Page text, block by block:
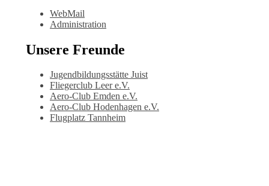
WebMail
Administration
Unsere Freunde
Jugendbildungsstätte Juist
Fliegerclub Leer e.V.
Aero-Club Emden e.V.
Aero-Club Hodenhagen e.V.
Flugplatz Tannheim